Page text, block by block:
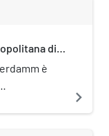
di
è
tutela
navigate_next